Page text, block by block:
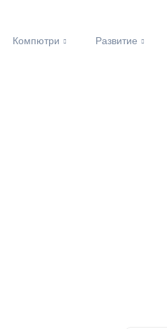
Компютри Развитие